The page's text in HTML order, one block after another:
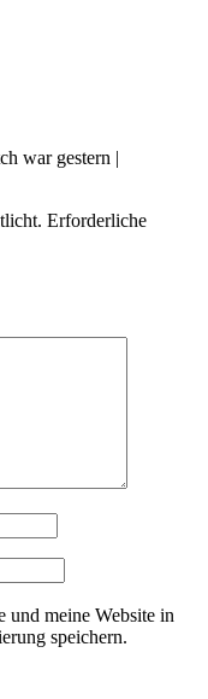
war gestern |
Erforderliche
und meine Website in
speichern.